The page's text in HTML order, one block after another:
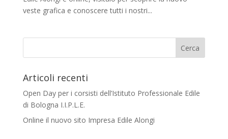
veste grafica e conoscere tutti i nostri...
Articoli recenti
Open Day per i corsisti dell’Istituto Professionale Edile
di Bologna I.I.P.L.E.
Online il nuovo sito Impresa Edile Alongi